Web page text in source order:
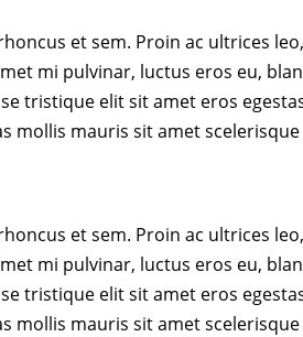
et sem. Proin ac ultrices
mi pulvinar, luctus eros eu,
tristique elit sit amet eros
mollis mauris sit amet
et sem. Proin ac ultrices
mi pulvinar, luctus eros eu,
tristique elit sit amet eros
mollis mauris sit amet